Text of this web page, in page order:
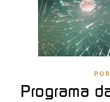
Programa